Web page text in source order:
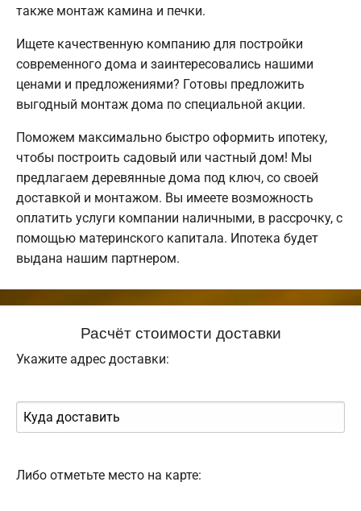
также монтаж камина и печки.
Ищете качественную компанию для постройки
современного дома и заинтересовались нашими
ценами и предложениями? Готовы предложить
выгодный монтаж дома по специальной акции.
Поможем максимально быстро оформить ипотеку,
чтобы построить садовый или частный дом! Мы
предлагаем деревянные дома под ключ, со своей
доставкой и монтажом. Вы имеете возможность
оплатить услуги компании наличными, в рассрочку, с
помощью материнского капитала. Ипотека будет
выдана нашим партнером.
Расчёт стоимости доставки
Укажите адрес доставки:
Либо отметьте место на карте: